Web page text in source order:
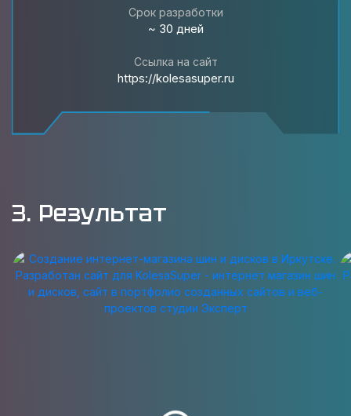
Срок разработки
~ 30 дней
Ссылка на сайт
https://kolesasuper.ru
3. Результат